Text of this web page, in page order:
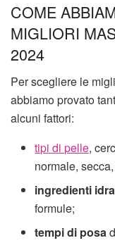
COME
MIGLIORI
2024
Per scegliere le
abbiamo provato
alcuni fattori:
tipi di pelle,
normale,
ingredienti
formule;
tempi di posa